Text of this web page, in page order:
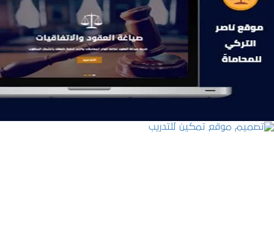
موقع ناصر التركي للمحاماة
التفاصيل